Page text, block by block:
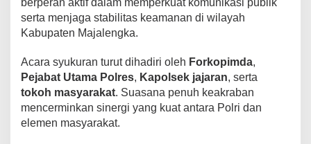
berperan aktif dalam memperkuat komunikasi publik
serta menjaga stabilitas keamanan di wilayah
Kabupaten Majalengka.
Acara syukuran turut dihadiri oleh Forkopimda,
Pejabat Utama Polres, Kapolsek jajaran, serta
tokoh masyarakat. Suasana penuh keakraban
mencerminkan sinergi yang kuat antara Polri dan
elemen masyarakat.